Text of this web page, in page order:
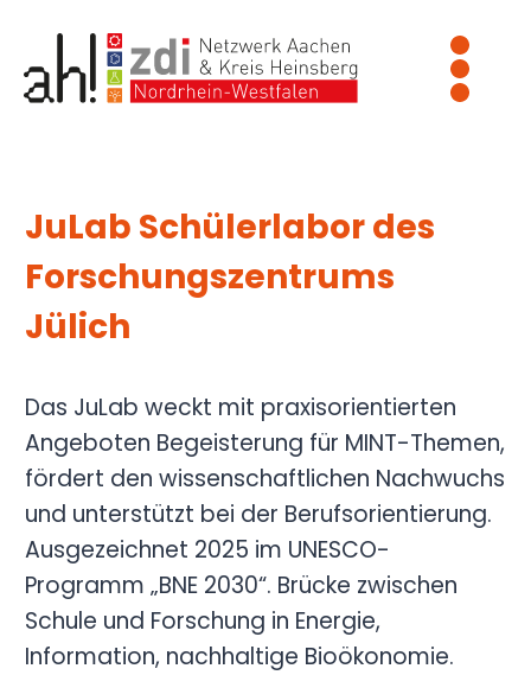
springen
JuLab Schülerlabor des
Forschungszentrums
Jülich
Das JuLab weckt mit praxisorientierten
Angeboten Begeisterung für MINT-Themen,
fördert den wissenschaftlichen Nachwuchs
und unterstützt bei der Berufsorientierung.
Ausgezeichnet 2025 im UNESCO-
Programm „BNE 2030“. Brücke zwischen
Schule und Forschung in Energie,
Information, nachhaltige Bioökonomie.